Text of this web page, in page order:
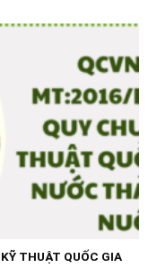
THUẬT QUỐC GIA